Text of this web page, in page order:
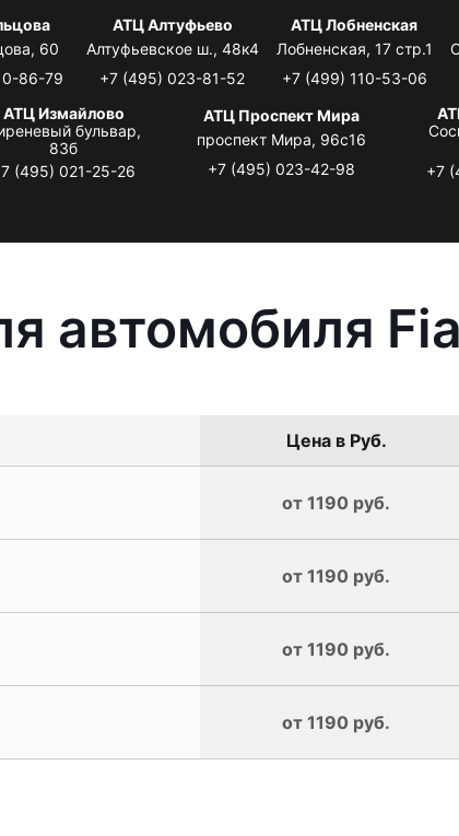
60
86-79
АТЦ Алтуфьево
Алтуфьевское ш., 48к4
+7 (495) 023-81-52
АТЦ Лобненская
Лобненская, 17 стр.1
+7 (499) 110-53-06
АТЦ Измайлово
бульвар,
83б
(495) 021-25-26
АТЦ Проспект Мира
проспект Мира, 96с16
+7 (495) 023-42-98
+7
автомобиля
Цена в Руб.
от 1190 руб.
от 1190 руб.
от 1190 руб.
от 1190 руб.